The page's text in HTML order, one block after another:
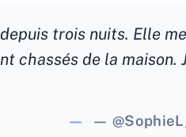
trois nuits. Elle me
chassés de la maison.
—